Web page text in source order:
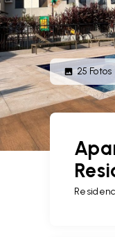
25 Fotos